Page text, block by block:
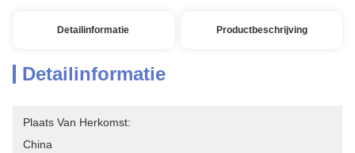
Detailinformatie Productbeschrijving
Detailinformatie
Plaats Van Herkomst:
China